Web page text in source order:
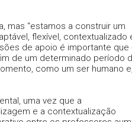
mas “estamos a construir um
flexível, contextualizado
de apoio é importante
de um determinado período
como um ser humano
uma vez que a
e a contextualização